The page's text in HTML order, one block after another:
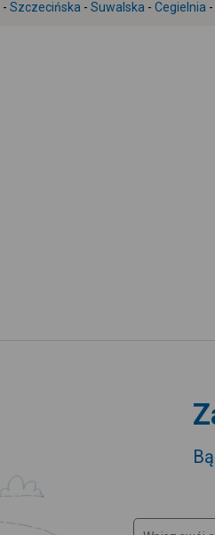
- Szczecińska - Suwalska - Cegielnia -